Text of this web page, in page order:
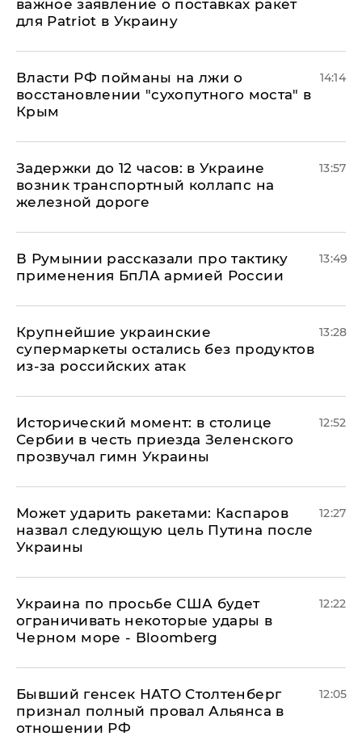
важное заявление о поставках ракет
для Patriot в Украину
Власти РФ пойманы на лжи о
восстановлении "сухопутного моста" в
Крым
14:14
Задержки до 12 часов: в Украине
возник транспортный коллапс на
железной дороге
13:57
В Румынии рассказали про тактику
применения БпЛА армией России
13:49
Крупнейшие украинские
супермаркеты остались без продуктов
из-за российских атак
13:28
Исторический момент: в столице
Сербии в честь приезда Зеленского
прозвучал гимн Украины
12:52
Может ударить ракетами: Каспаров
назвал следующую цель Путина после
Украины
12:27
Украина по просьбе США будет
ограничивать некоторые удары в
Черном море - Bloomberg
12:22
Бывший генсек НАТО Столтенберг
признал полный провал Альянса в
отношении РФ
12:05